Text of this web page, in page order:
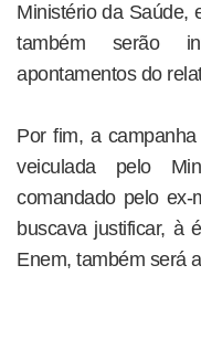
Ministério da Saúde,
também serão
apontamentos do
Por fim, a
veiculada pelo
comandado pelo ex-
buscava justificar, à
Enem, também será